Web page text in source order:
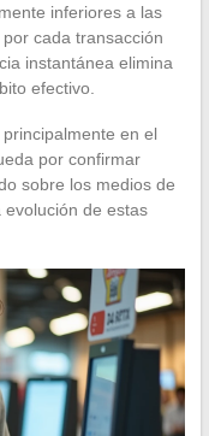
inferiores a las
cada transacción
instantánea elimina
efectivo.
en el
por confirmar
sobre los medios de
de estas